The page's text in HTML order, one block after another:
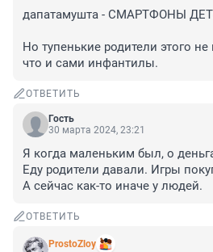
дапатамушта - СМАРТФОНЫ
Но тупенькие родители этого
что и сами инфантилы.
ОТВЕТИТЬ
Гость
30 марта 2024, 23:21
Я когда маленьким был, о
Еду родители давали. Игры
А сейчас как-то иначе у людей.
ОТВЕТИТЬ
ProstoZloy